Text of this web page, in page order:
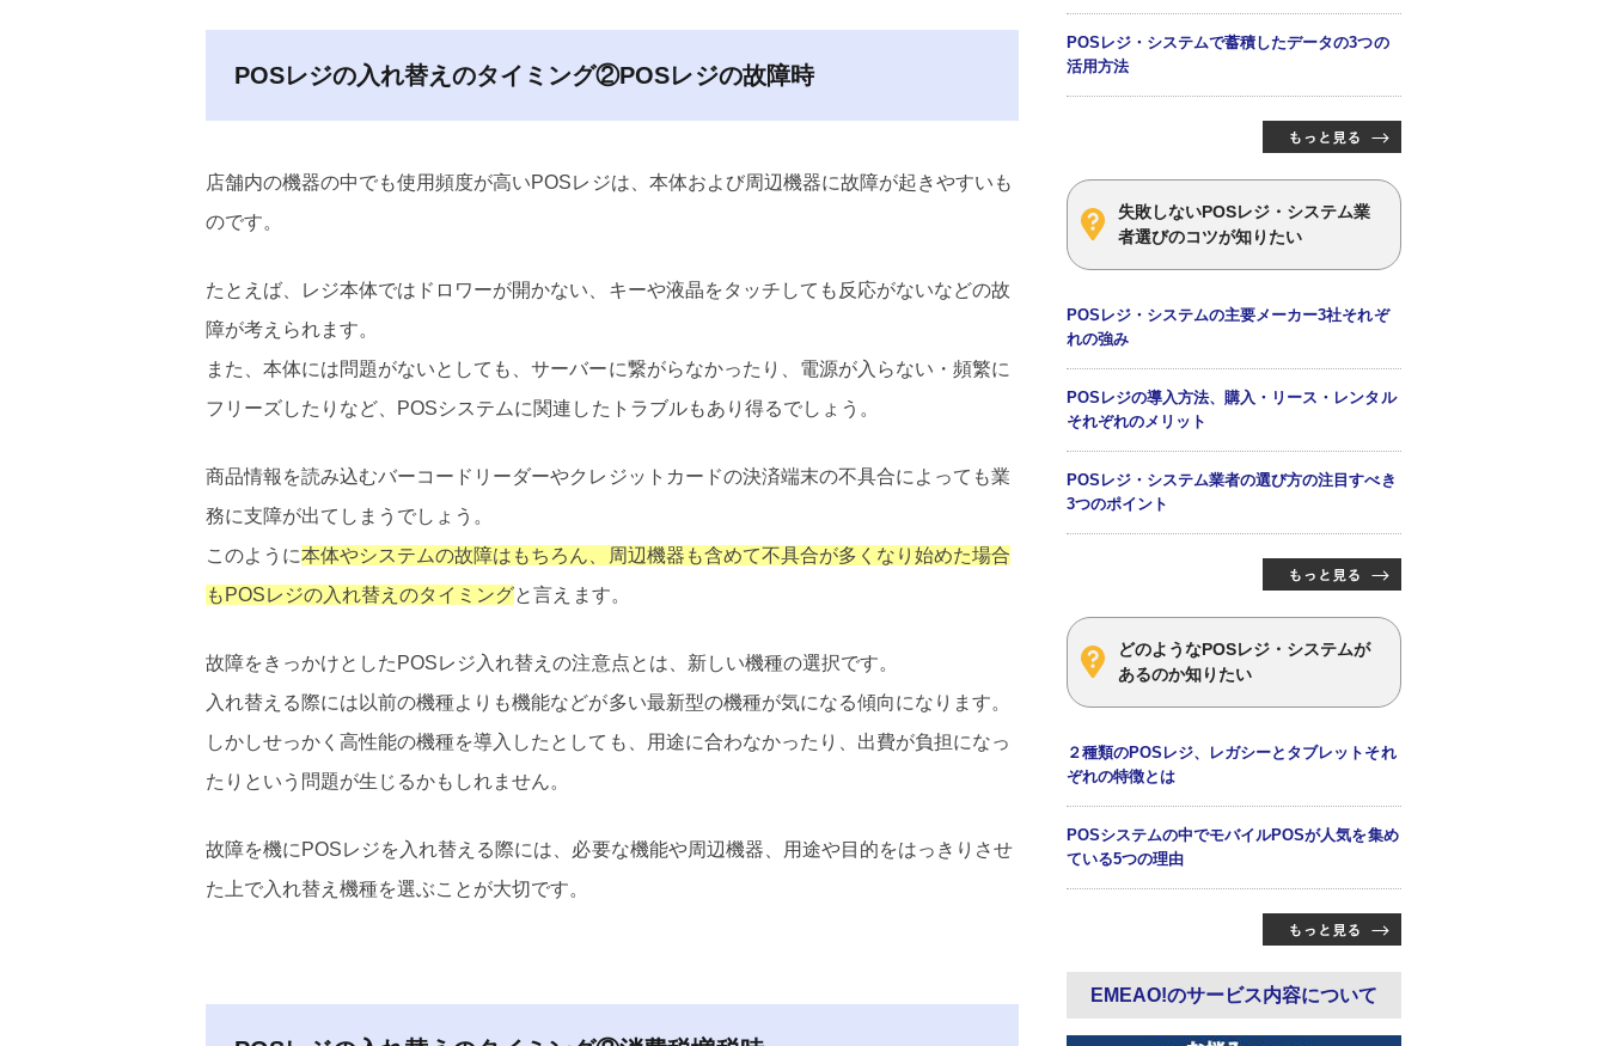
POSレジの入れ替えのタイミング②POSレジの故障時
店舗内の機器の中でも使用頻度が高いPOSレジは、本体および周辺機器に故障が起きやすいも
のです。
たとえば、レジ本体ではドロワーが開かない、キーや液晶をタッチしても反応がないなどの故
障が考えられます。
また、本体には問題がないとしても、サーバーに繋がらなかったり、電源が入らない・頻繁に
フリーズしたりなど、POSシステムに関連したトラブルもあり得るでしょう。
商品情報を読み込むバーコードリーダーやクレジットカードの決済端末の不具合によっても業
務に支障が出てしまうでしょう。
このように本体やシステムの故障はもちろん、周辺機器も含めて不具合が多くなり始めた場合
もPOSレジの入れ替えのタイミングと言えます。
故障をきっかけとしたPOSレジ入れ替えの注意点とは、新しい機種の選択です。
入れ替える際には以前の機種よりも機能などが多い最新型の機種が気になる傾向になります。
しかしせっかく高性能の機種を導入したとしても、用途に合わなかったり、出費が負担になっ
たりという問題が生じるかもしれません。
故障を機にPOSレジを入れ替える際には、必要な機能や周辺機器、用途や目的をはっきりさせ
た上で入れ替え機種を選ぶことが大切です。
POSレジ・システムで蓄積したデータの3つの
活用方法
失敗しないPOSレジ・システム業
者選びのコツが知りたい
POSレジ・システムの主要メーカー3社それぞ
れの強み
POSレジの導入方法、購入・リース・レンタル
それぞれのメリット
POSレジ・システム業者の選び方の注目すべき
3つのポイント
どのようなPOSレジ・システムが
あるのか知りたい
２種類のPOSレジ、レガシーとタブレットそれ
ぞれの特徴とは
POSシステムの中でモバイルPOSが人気を集め
ている5つの理由
EMEAO!のサービス内容について